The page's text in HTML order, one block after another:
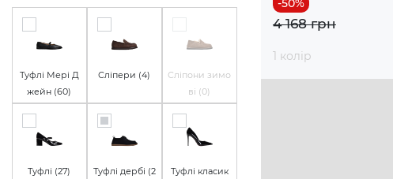
Туфлі Мері Д
жейн (60)
Сліпери (4)
Сліпони зимо
ві (0)
Туфлі (27) Туфлі дербі (2
Туфлі класик
4 168 грн
1 колір